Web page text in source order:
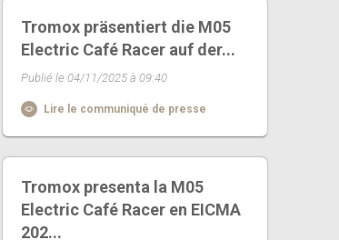
Tromox präsentiert die M05
Electric Café Racer auf der...
Publié le 04/11/2025 à 09:40
Lire le communiqué de presse
Tromox presenta la M05
Electric Café Racer en EICMA
202...